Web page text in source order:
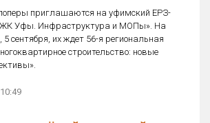
приглашаются на уфимский ЕРЗ-
ЖК Уфы. Инфраструктура и МОПы». На
сентября, их ждет 56-я региональная
строительство: новые